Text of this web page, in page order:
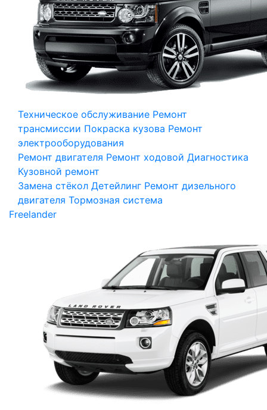
Техническое обслуживание Ремонт
трансмиссии Покраска кузова Ремонт
электрооборудования
Ремонт двигателя Ремонт ходовой Диагностика
Кузовной ремонт
Замена стёкол Детейлинг Ремонт дизельного
двигателя Тормозная система
Freelander